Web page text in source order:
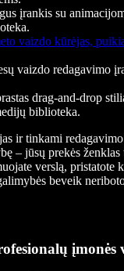
įrankis su
vaizdo kūrėjas,
vaizdo redagavimo
drag-and-drop
biblioteka.
ir tinkami
– jūsų prekės ženklas
verslą, pristatote
beveik
įmonės